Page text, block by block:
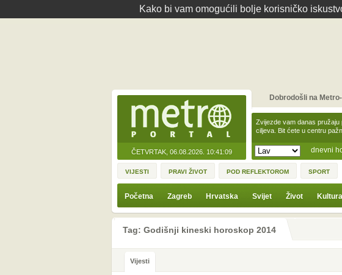
Kako bi vam omogućili bolje korisničko
ČETVRTAK, 06.08.2026. 10:41:09 dnevni
Zvijezde vam danas
ciljeva. Bit ćete u centru
Dobrodošli na
VIJESTI PRAVI ŽIVOT POD REFLEKTOROM SPORT
Početna Zagreb Hrvatska Svijet Život Kultura
Tag: Godišnji kineski horoskop 2014
Vijesti